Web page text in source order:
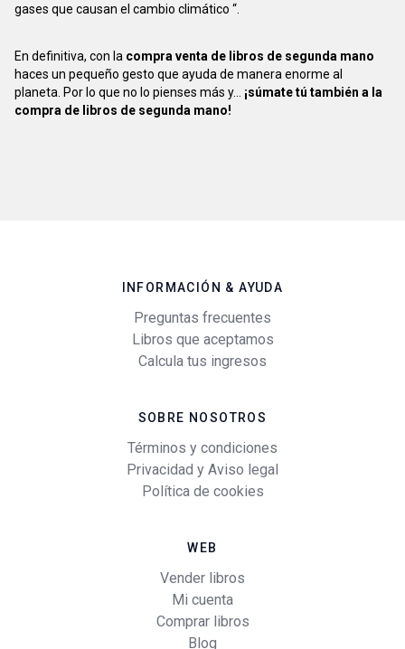
gases que causan el cambio climático “.
En definitiva, con la compra venta de libros de segunda mano
haces un pequeño gesto que ayuda de manera enorme al
planeta. Por lo que no lo pienses más y... ¡súmate tú también a la
compra de libros de segunda mano!
INFORMACIÓN & AYUDA
Preguntas frecuentes
Libros que aceptamos
Calcula tus ingresos
SOBRE NOSOTROS
Términos y condiciones
Privacidad y Aviso legal
Política de cookies
WEB
Vender libros
Mi cuenta
Comprar libros
Blog